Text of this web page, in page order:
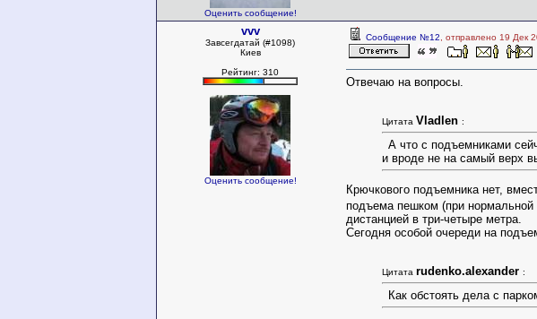
Оценить сообщение!
vvv
Завсегдатай (#1098)
Киев
Рейтинг: 310
Оценить сообщение!
Сообщение №12 , отправлено 19 Дек
Отвечаю на вопросы.
Цитата Vladlen :
А что с подъемниками
и вроде не на самый верх
Крючкового подъемника нет,
подъема пешком (при нормальной
дистанцией в три-четыре метра.
Сегодня особой очереди на
Цитата rudenko.alexander :
Как обстоять дела с